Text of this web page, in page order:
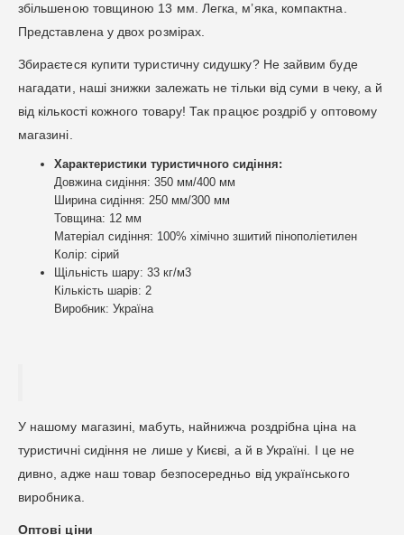
збільшеною товщиною 13 мм. Легка, м’яка, компактна.
Представлена ​​у двох розмірах.
Збираєтеся купити туристичну сидушку? Не зайвим буде
нагадати, наші знижки залежать не тільки від суми в чеку, а й
від кількості кожного товару! Так працює роздріб у оптовому
магазині.
Характеристики туристичного сидіння:
Довжина сидіння: 350 мм/400 мм
Ширина сидіння: 250 мм/300 мм
Товщина: 12 мм
Матеріал сидіння: 100% хімічно зшитий пінополіетилен
Колір: сірий
Щільність шару: 33 кг/м3
Кількість шарів: 2
Виробник: Україна
У нашому магазині, мабуть, найнижча роздрібна ціна на
туристичні сидіння не лише у Києві, а й в Україні. І це не
дивно, адже наш товар безпосередньо від українського
виробника.
Оптові ціни